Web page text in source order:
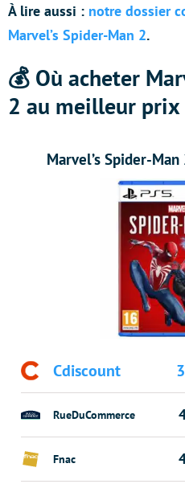
À lire aussi : notre dossier
Marvel’s Spider-Man 2.
💰 Où acheter
2 au meilleur prix
Marvel’s Spider-
Cdiscount
RueDuCommerce
Fnac